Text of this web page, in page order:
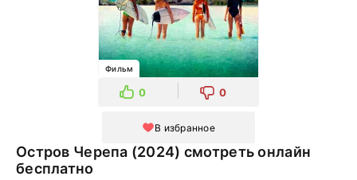
Остров Черепа (2024) смотреть онлайн
бесплатно
Фильм
0 0
В избранное